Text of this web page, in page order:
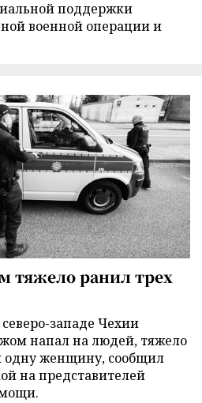
поддержки
военной операции и
тяжело ранил трех
западе Чехии
напал на людей, тяжело
женщину, сообщил
на представителей